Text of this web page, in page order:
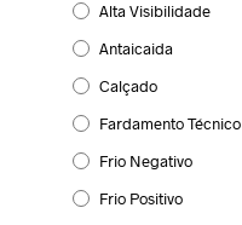
Alta Visibilidade
Antaicaida
Calçado
Fardamento Técnico
Frio Negativo
Frio Positivo